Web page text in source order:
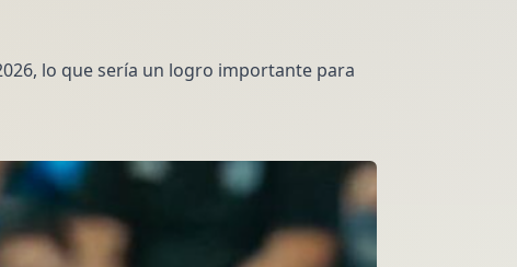
lo que sería un logro importante para